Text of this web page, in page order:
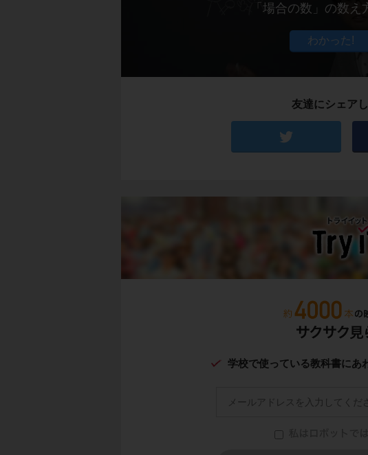
「場合の数」の数え
友達にシェアし
学校で使っている教科書にあ